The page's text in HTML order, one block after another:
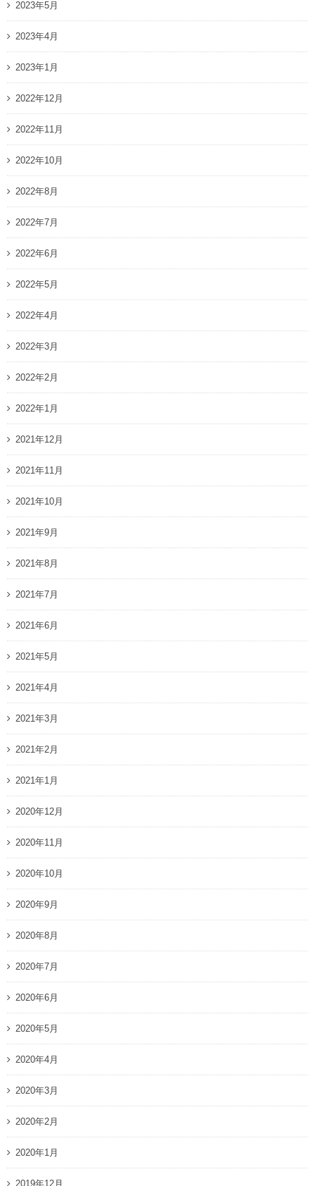
2023年5月
2023年4月
2023年1月
2022年12月
2022年11月
2022年10月
2022年8月
2022年7月
2022年6月
2022年5月
2022年4月
2022年3月
2022年2月
2022年1月
2021年12月
2021年11月
2021年10月
2021年9月
2021年8月
2021年7月
2021年6月
2021年5月
2021年4月
2021年3月
2021年2月
2021年1月
2020年12月
2020年11月
2020年10月
2020年9月
2020年8月
2020年7月
2020年6月
2020年5月
2020年4月
2020年3月
2020年2月
2020年1月
2019年12月